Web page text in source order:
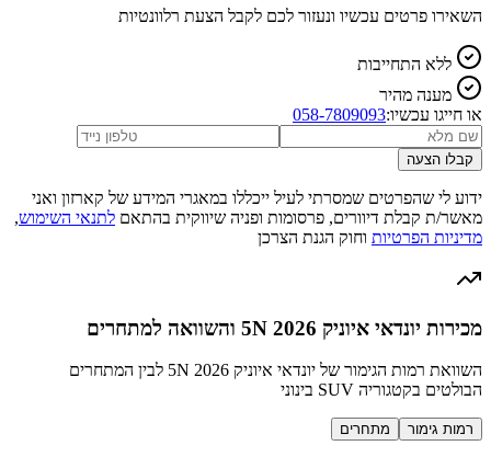
השאירו פרטים עכשיו ונעזור לכם לקבל הצעת רלוונטיות
ללא התחייבות
מענה מהיר
או חייגו עכשיו:058-7809093
קבלו הצעה
ידוע לי שהפרטים שמסרתי לעיל ייכללו במאגרי המידע של קארזון ואני
מאשר/ת קבלת דיוורים, פרסומות ופניה שיווקית בהתאם לתנאי השימוש,
מדיניות הפרטיות וחוק הגנת הצרכן
מכירות יונדאי איוניק 5N 2026 והשוואה למתחרים
השוואת רמות הגימור של יונדאי איוניק 5N 2026 לבין המתחרים
הבולטים בקטגוריה SUV בינוני
רמות גימור מתחרים